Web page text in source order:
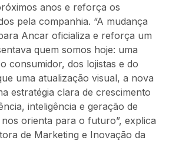
anos e reforça os
pela companhia. “A mudança
Ancar oficializa e reforça um
quem somos hoje: uma
consumidor, dos lojistas e do
uma atualização visual, a nova
estratégia clara de crescimento
inteligência e geração de
orienta para o futuro”, explica
de Marketing e Inovação da